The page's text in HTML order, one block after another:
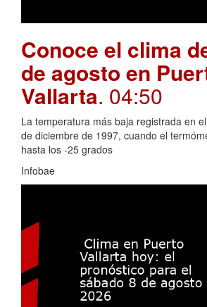
Conoce el clima
de agosto en
Vallarta. 04:50
La temperatura más baja registrada en
de diciembre de 1997, cuando el
hasta los -25 grados
Infobae